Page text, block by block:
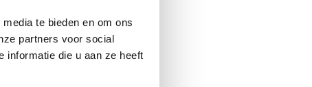
te bieden en om ons
partners voor social
informatie die u aan ze heeft